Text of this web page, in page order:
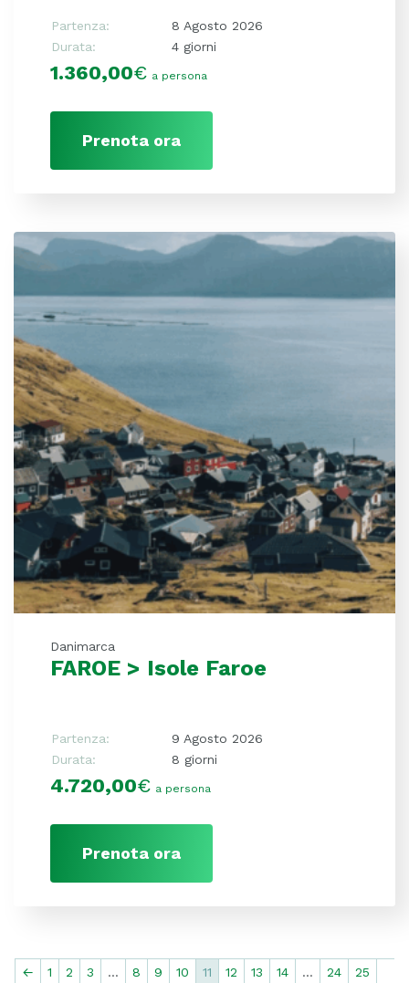
Partenza:
8 Agosto 2026
Durata:
4 giorni
1.360,00€ a persona
Prenota ora
Danimarca
FAROE > Isole Faroe
Partenza:
9 Agosto 2026
Durata:
8 giorni
4.720,00€ a persona
Prenota ora
← 1 2 3 … 8 9 10 11 12 13 14 … 24
25